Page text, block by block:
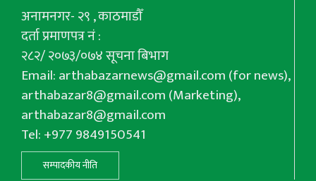
अनामनगर- २९ , काठमाडौँ
दर्ता प्रमाणपत्र नं :
२८२/ २०७३/०७४ सूचना बिभाग
Email:arthabazarnews@gmail.com(for news),
arthabazar8@gmail.com(Marketing),
arthabazar8@gmail.com
Tel: +977 9849150541
सम्पादकीय नीति